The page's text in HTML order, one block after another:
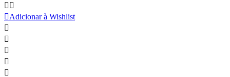
 
Adicionar à Wishlist




